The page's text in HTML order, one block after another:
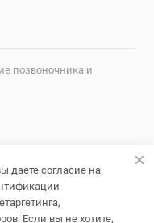
позвоночника и
сайта
даете согласие на
Если вы не хотите,